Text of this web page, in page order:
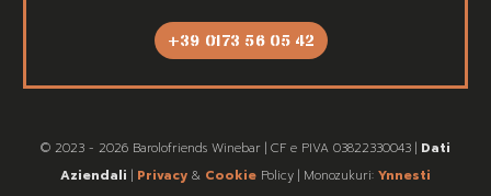
+39 0173 56 05 42
© 2023 - 2026 Barolofriends Winebar | CF e PIVA 03822330043 | Dati
Aziendali | Privacy & Cookie Policy | Monozukuri: Ynnesti